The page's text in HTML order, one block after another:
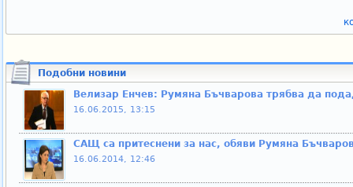
Подобни новини
Велизар Енчев: Румяна Бъчварова трябва да
16.06.2015, 13:15
САЩ са притеснени за нас, обяви Румяна
16.06.2014, 12:46